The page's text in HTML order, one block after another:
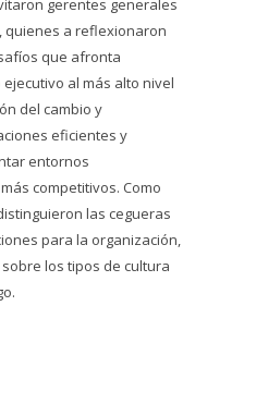
gerentes generales
quienes a reflexionaron
que afronta
al más alto nivel
del cambio y
eficientes y
entornos
competitivos. Como
las cegueras
para la organización,
los tipos de cultura